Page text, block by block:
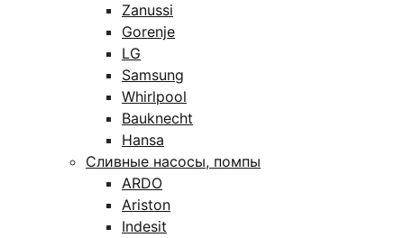
Zanussi
Gorenje
LG
Samsung
Whirlpool
Bauknecht
Hansa
Сливные насосы, помпы
ARDO
Ariston
Indesit